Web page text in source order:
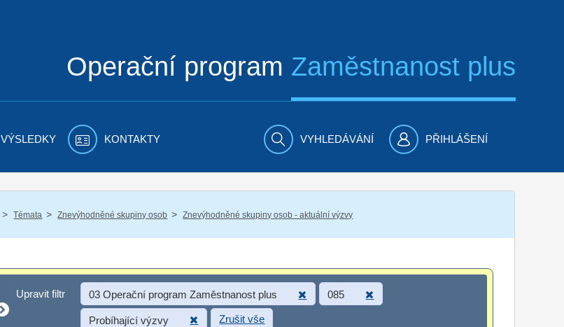
Operační program Zaměstnanost plus
VÝSLEDKY KONTAKTY VYHLEDÁVÁNÍ PŘIHLÁŠENÍ
/ Témata / Znevýhodněné skupiny osob / Znevýhodněné skupiny osob - aktuální výzvy
Upravit filtr
Upravit filtr 03 Operační program Zaměstnanost plus 085
Probíhající výzvy Zrušit vše